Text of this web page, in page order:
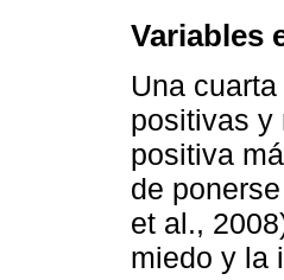
Variables
Una
positivas y
positiva
de
et al.,
miedo y la